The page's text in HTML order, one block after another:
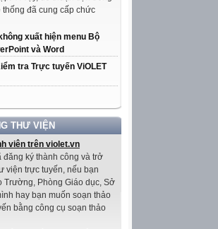
đã cung cấp chức
xuất hiện menu Bộ
và Word
tra Trực tuyến ViOLET
THƯ VIỆN
viên trên violet.vn
đăng ký thành công và trở
viện trực tuyến, nếu bạn
Trường, Phòng Giáo dục, Sở
hay bạn muốn soạn thảo
bằng công cụ soạn thảo